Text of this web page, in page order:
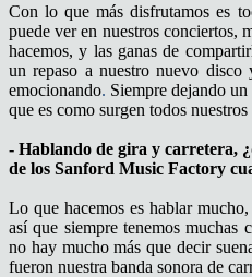
Con lo que más disfrutamos es
puede ver en nuestros conciertos,
hacemos, y las ganas de
un repaso a nuestro nuevo
emocionando. Siempre dejando un
que es como surgen todos nuestros
- Hablando de gira y carretera,
de los Sanford Music Factory
Lo que hacemos es hablar
así que siempre tenemos muchas
no hay mucho más que decir
fueron nuestra banda sonora de